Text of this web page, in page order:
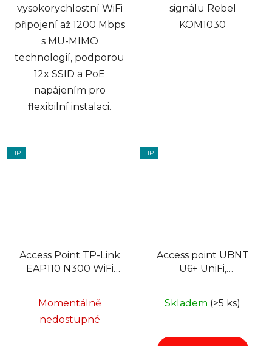
vysokorychlostní WiFi
připojení až 1200 Mbps
s MU-MIMO
technologií, podporou
12x SSID a PoE
napájením pro
flexibilní instalaci.
signálu Rebel
KOM1030
TIP
Access Point TP-Link
EAP110 N300 WiFi
Momentálně
nedostupné
TIP
Access point UBNT
U6+ UniFi,
Skladem (>5 ks)